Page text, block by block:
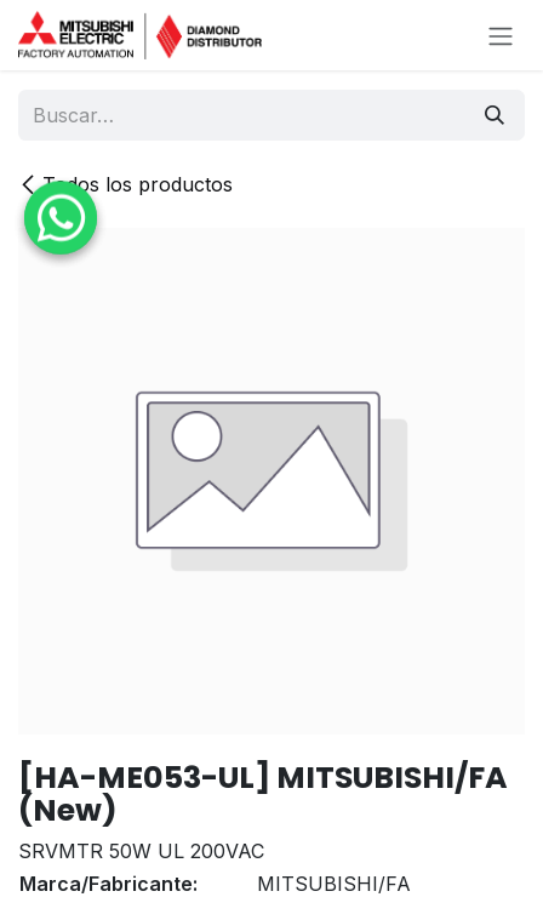
Ir al contenido
Todos los productos
[HA-ME053-UL] MITSUBISHI/FA
(New)
SRVMTR 50W UL 200VAC
Marca/Fabricante:
MITSUBISHI/FA